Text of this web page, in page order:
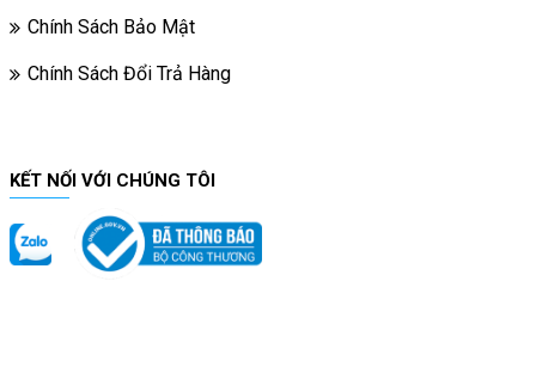
Chính Sách Bảo Mật
Chính Sách Đổi Trả Hàng
KẾT NỐI VỚI CHÚNG TÔI